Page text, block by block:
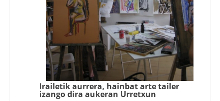
Irailetik aurrera, hainbat arte tailer
izango dira aukeran Urretxun